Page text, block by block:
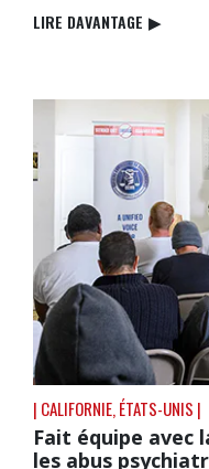
LIRE DAVANTAGE ▶
| CALIFORNIE, ÉTATS-UNIS |
Fait équipe avec
les abus